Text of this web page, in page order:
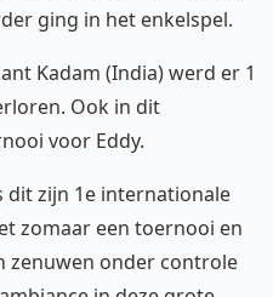
ging in het enkelspel.
Kadam (India) werd er 1
Ook in dit
voor Eddy.
zijn 1e internationale
zomaar een toernooi en
zenuwen onder controle